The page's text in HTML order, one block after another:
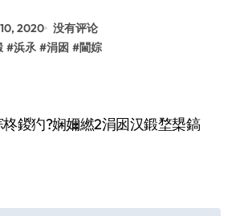
10, 2020 没有评论
#浜氶 #涓囦 #閫婃